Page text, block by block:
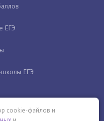
ЕГЭ
ЕГЭ
cookie-файлов и